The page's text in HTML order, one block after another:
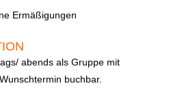
geworden?
Ermäßigungen
abends als Gruppe mit
buchbar.